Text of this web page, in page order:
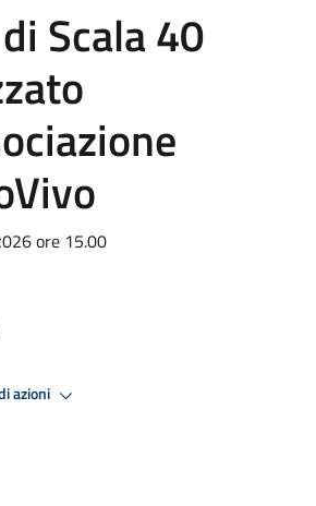
Scala 40
ore 15.00
azioni